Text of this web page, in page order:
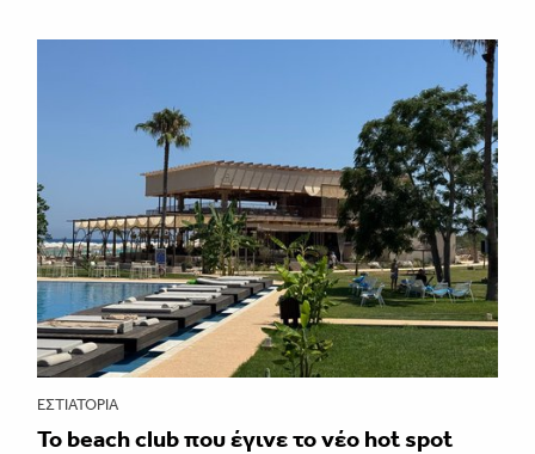
ΕΣΤΙΑΤΌΡΙΑ
Το beach club που έγινε το νέο hot spot